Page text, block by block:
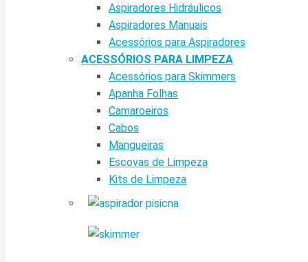
Aspiradores Hidráulicos
Aspiradores Manuais
Acessórios para Aspiradores
ACESSÓRIOS PARA LIMPEZA
Acessórios para Skimmers
Apanha Folhas
Camaroeiros
Cabos
Mangueiras
Escovas de Limpeza
Kits de Limpeza